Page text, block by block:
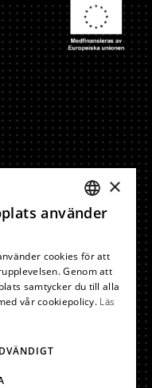
SWEDISH
×
använder
cookies för att
Genom att
samtycker du till alla
vår cookiepolicy. Läs